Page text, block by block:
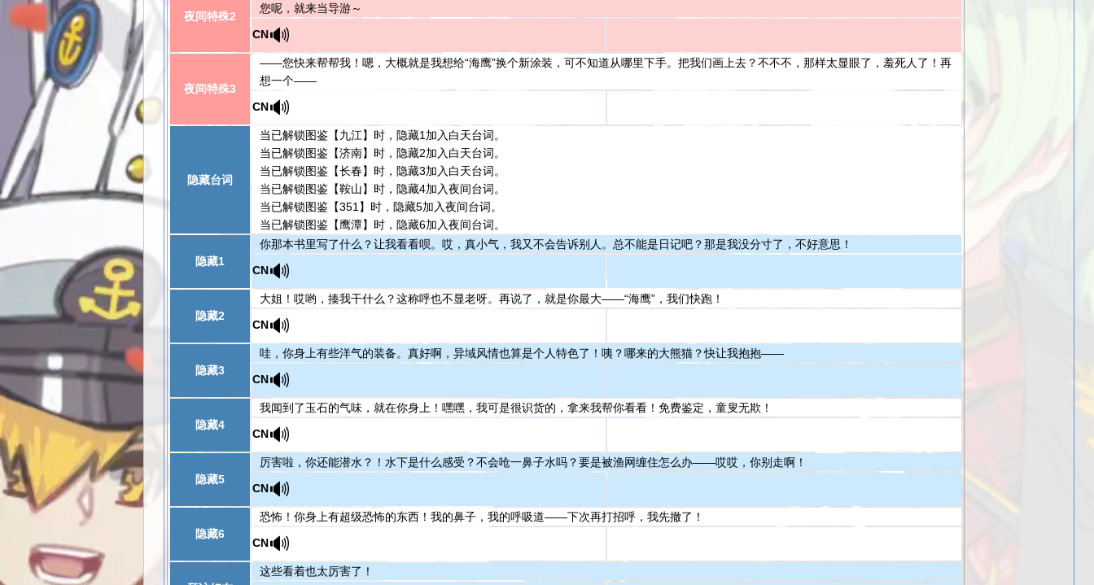
夜间特殊2
您呢，就来当导游～
CN🔊
夜间特殊3
——您快来帮帮我！嗯，大概就是我想给“海鹰”换个新涂装，可不知道从哪里下手。把我们画上去？不不不，那样太显眼了，羞死人了！再
想一个——
CN🔊
隐藏台词
当已解锁图鉴【九江】时，隐藏1加入白天台词。
当已解锁图鉴【济南】时，隐藏2加入白天台词。
当已解锁图鉴【长春】时，隐藏3加入白天台词。
当已解锁图鉴【鞍山】时，隐藏4加入夜间台词。
当已解锁图鉴【351】时，隐藏5加入夜间台词。
当已解锁图鉴【鹰潭】时，隐藏6加入夜间台词。
隐藏1
你那本书里写了什么？让我看看呗。哎，真小气，我又不会告诉别人。总不能是日记吧？那是我没分寸了，不好意思！
CN🔊
隐藏2
大姐！哎哟，揍我干什么？这称呼也不显老呀。再说了，就是你最大——“海鹰”，我们快跑！
CN🔊
隐藏3
哇，你身上有些洋气的装备。真好啊，异域风情也算是个人特色了！咦？哪来的大熊猫？快让我抱抱——
CN🔊
隐藏4
我闻到了玉石的气味，就在你身上！嘿嘿，我可是很识货的，拿来我帮你看看！免费鉴定，童叟无欺！
CN🔊
隐藏5
厉害啦，你还能潜水？！水下是什么感受？不会呛一鼻子水吗？要是被渔网缠住怎么办——哎哎，你别走啊！
CN🔊
隐藏6
恐怖！你身上有超级恐怖的东西！我的鼻子，我的呼吸道——下次再打招呼，我先撤了！
CN🔊
这些看着也太厉害了！